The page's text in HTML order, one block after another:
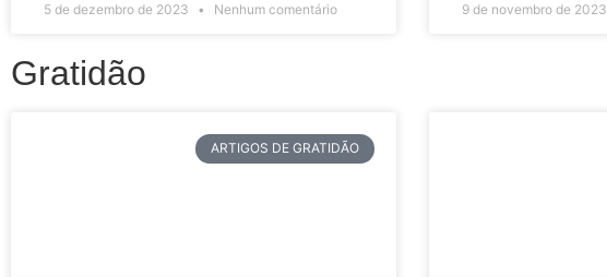
5 de dezembro de 2023 Nenhum comentário 9 de novembro de 2023
Gratidão
ARTIGOS DE GRATIDÃO